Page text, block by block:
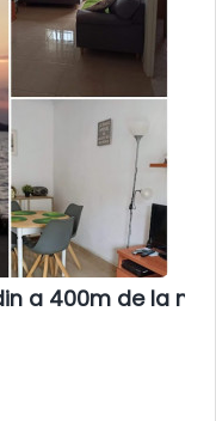
a 400m de la mer